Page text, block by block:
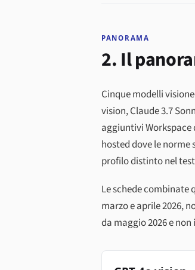
PANORAMA
2. Il
Cinque modelli
vision, Claude 3.7
aggiuntivi Workspace
hosted dove le norme
profilo distinto nel
Le schede
marzo e aprile 2026,
da maggio 2026 e